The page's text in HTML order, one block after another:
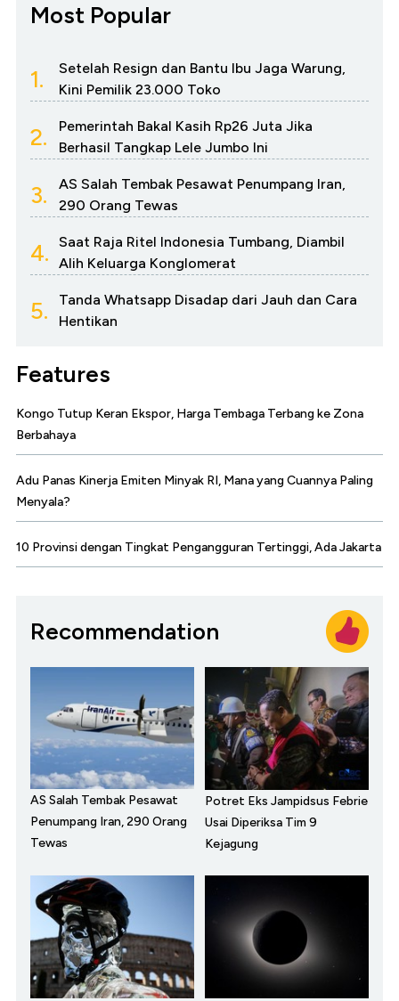
Most Popular
1.
Setelah Resign dan Bantu Ibu Jaga Warung,
Kini Pemilik 23.000 Toko
2.
Pemerintah Bakal Kasih Rp26 Juta Jika
Berhasil Tangkap Lele Jumbo Ini
3.
AS Salah Tembak Pesawat Penumpang Iran,
290 Orang Tewas
4.
Saat Raja Ritel Indonesia Tumbang, Diambil
Alih Keluarga Konglomerat
5.
Tanda Whatsapp Disadap dari Jauh dan Cara
Hentikan
Features
Kongo Tutup Keran Ekspor, Harga Tembaga Terbang ke Zona
Berbahaya
Adu Panas Kinerja Emiten Minyak RI, Mana yang Cuannya Paling
Menyala?
10 Provinsi dengan Tingkat Pengangguran Tertinggi, Ada Jakarta
Recommendation
AS Salah Tembak Pesawat
Penumpang Iran, 290 Orang
Tewas
Potret Eks Jampidsus Febrie
Usai Diperiksa Tim 9
Kejagung